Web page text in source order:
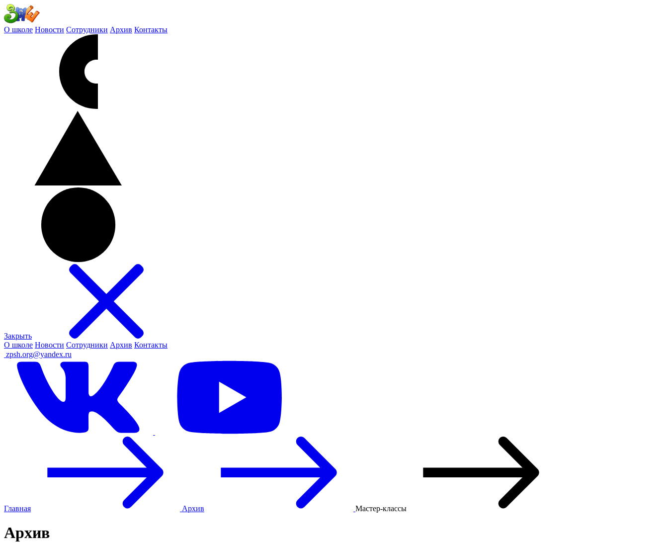
О школе Новости Сотрудники Архив Контакты
Закрыть
О школе Новости Сотрудники Архив Контакты
zpsh.org@yandex.ru
Главная Архив Мастер-классы
Архив